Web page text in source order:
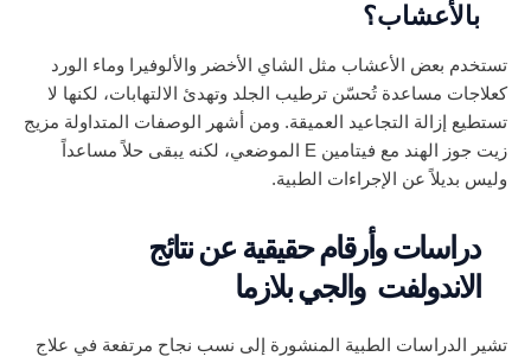
بالأعشاب؟
تستخدم بعض الأعشاب مثل الشاي الأخضر والألوفيرا وماء الورد
كعلاجات مساعدة تُحسّن ترطيب الجلد وتهدئ الالتهابات، لكنها لا
تستطيع إزالة التجاعيد العميقة. ومن أشهر الوصفات المتداولة مزيج
زيت جوز الهند مع فيتامين E الموضعي، لكنه يبقى حلاً مساعداً
وليس بديلاً عن الإجراءات الطبية.
دراسات وأرقام حقيقية عن نتائج
الاندولفت والجي بلازما
تشير الدراسات الطبية المنشورة إلى نسب نجاح مرتفعة في علاج